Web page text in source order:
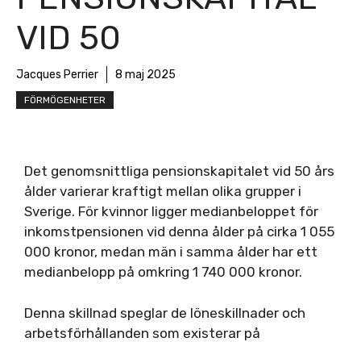
VID 50
Jacques Perrier 8 maj 2025
FÖRMÖGENHETER
Det genomsnittliga pensionskapitalet vid 50 års
ålder varierar kraftigt mellan olika grupper i
Sverige. För kvinnor ligger medianbeloppet för
inkomstpensionen vid denna ålder på cirka 1 055
000 kronor, medan män i samma ålder har ett
medianbelopp på omkring 1 740 000 kronor.
Denna skillnad speglar de löneskillnader och
arbetsförhållanden som existerar på